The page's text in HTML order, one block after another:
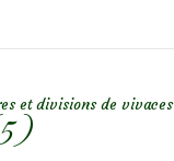
et divisions de vivaces